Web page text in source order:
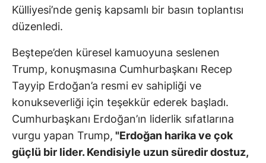
Külliyesi’nde geniş kapsamlı bir basın toplantısı
düzenledi.
Beştepe’den küresel kamuoyuna seslenen
Trump, konuşmasına Cumhurbaşkanı Recep
Tayyip Erdoğan’a resmi ev sahipliği ve
konukseverliği için teşekkür ederek başladı.
Cumhurbaşkanı Erdoğan’ın liderlik sıfatlarına
vurgu yapan Trump, "Erdoğan harika ve çok
güçlü bir lider. Kendisiyle uzun süredir dostuz,